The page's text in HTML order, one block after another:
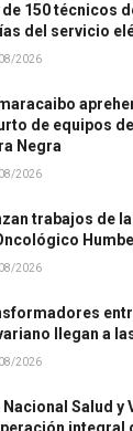
de 150 técnicos
del servicio
2026
de equipos
Negra
2026
trabajos de
2026
llegan a
2026
Nacional Salud y